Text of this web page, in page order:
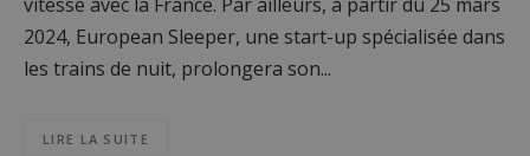
2024, European Sleeper, une start-up spécialisée dans
les trains de nuit, prolongera son...
LIRE LA SUITE